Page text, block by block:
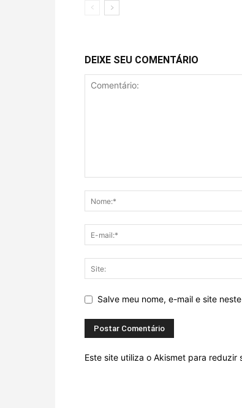
DEIXE SEU COMENTÁRIO
Salve meu nome, e-mail e site
Este site utiliza o Akismet para reduzir